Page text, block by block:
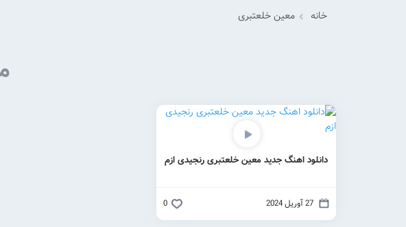
خانه معین خلعتبری
دانلود اهنگ جدید معین خلعتبری رنجیدی ازم
27 آوریل 2024 0